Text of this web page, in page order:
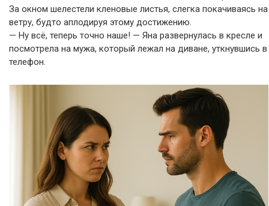
За окном шелестели кленовые листья, слегка покачиваясь на
ветру, будто аплодируя этому достижению.
— Ну всё, теперь точно наше! — Яна развернулась в кресле и
посмотрела на мужа, который лежал на диване, уткнувшись в
телефон.